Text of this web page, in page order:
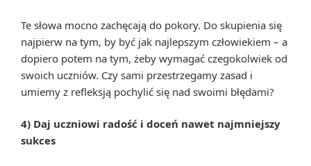
Te słowa mocno zachęcają do pokory. Do skupienia się
najpierw na tym, by być jak najlepszym człowiekiem – a
dopiero potem na tym, żeby wymagać czegokolwiek od
swoich uczniów. Czy sami przestrzegamy zasad i
umiemy z refleksją pochylić się nad swoimi błędami?
4) Daj uczniowi radość i doceń nawet najmniejszy
sukces